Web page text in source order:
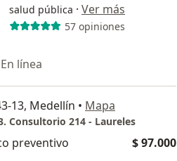
salud pública · Ver más
57 opiniones
En línea
13, Medellín • Mapa
Consultorio 214 - Laureles
preventivo $ 97.000